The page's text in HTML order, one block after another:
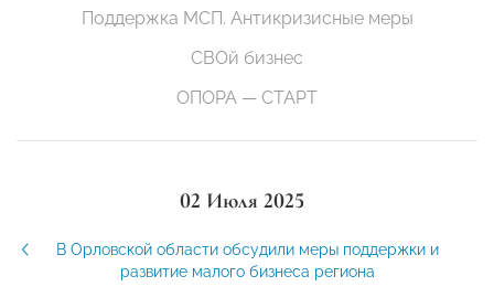
Поддержка МСП. Антикризисные меры
СВОй бизнес
ОПОРА — СТАРТ
02 Июля 2025
В Орловской области обсудили меры поддержки и
развитие малого бизнеса региона